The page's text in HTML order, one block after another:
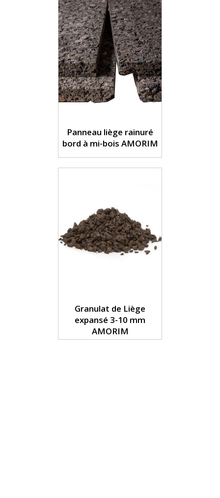
Panneau liège rainuré
bord à mi-bois AMORIM
Granulat de Liège
expansé 3-10 mm
AMORIM